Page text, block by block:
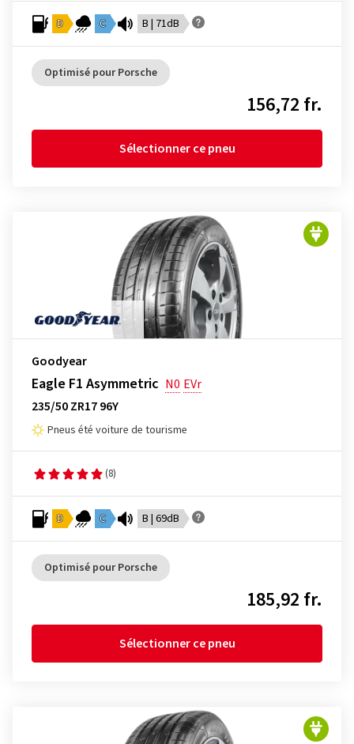
D C B | 71dB
Optimisé pour Porsche
156,72 fr.
Sélectionner ce pneu
Goodyear
Eagle F1 Asymmetric N0 EVr
235/50 ZR17 96Y
Pneus été voiture de tourisme
(8)
D C B | 69dB
Optimisé pour Porsche
185,92 fr.
Sélectionner ce pneu